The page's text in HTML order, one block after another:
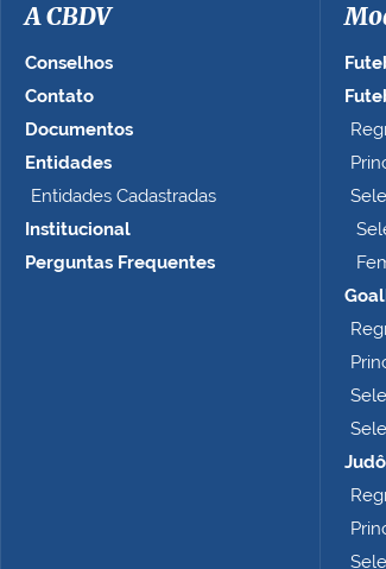
A CBDV
Conselhos
Contato
Documentos
Entidades
Entidades Cadastradas
Institucional
Perguntas Frequentes
Judô